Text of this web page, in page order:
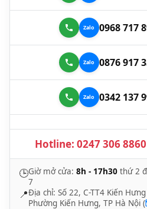
0968 717
0876 917
0342 137
Hotline: 0247 306 8860
🕒Giờ mở cửa: 8h - 17h30 thứ 2
7
📍Địa chỉ: Số 22, C-TT4 Kiến
Phường Kiến Hưng, TP Hà Nội (